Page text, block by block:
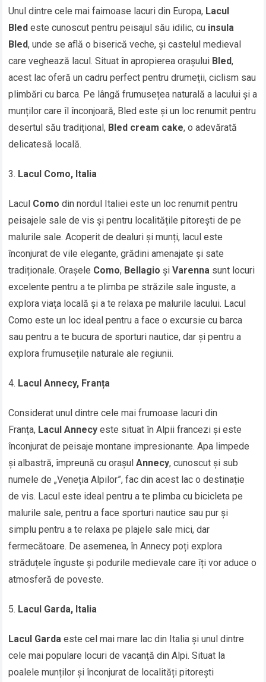
Unul dintre cele mai faimoase lacuri din Europa, Lacul
Bled este cunoscut pentru peisajul său idilic, cu insula
Bled, unde se află o biserică veche, și castelul medieval
care veghează lacul. Situat în apropierea orașului Bled,
acest lac oferă un cadru perfect pentru drumeții, ciclism sau
plimbări cu barca. Pe lângă frumusețea naturală a lacului și a
munților care îl înconjoară, Bled este și un loc renumit pentru
desertul său tradițional, Bled cream cake, o adevărată
delicatesă locală.
Lacul Como, Italia
Lacul Como din nordul Italiei este un loc renumit pentru
peisajele sale de vis și pentru localitățile pitorești de pe
malurile sale. Acoperit de dealuri și munți, lacul este
înconjurat de vile elegante, grădini amenajate și sate
tradiționale. Orașele Como, Bellagio șiVarenna sunt locuri
excelente pentru a te plimba pe străzile sale înguste, a
explora viața locală și a te relaxa pe malurile lacului. Lacul
Como este un loc ideal pentru a face o excursie cu barca
sau pentru a te bucura de sporturi nautice, dar și pentru a
explora frumusețile naturale ale regiunii.
Lacul Annecy, Franța
Considerat unul dintre cele mai frumoase lacuri din
Franța, Lacul Annecy este situat în Alpii francezi și este
înconjurat de peisaje montane impresionante. Apa limpede
și albastră, împreună cu orașulAnnecy, cunoscut și sub
numele de „Veneția Alpilor”, fac din acest lac o destinație
de vis. Lacul este ideal pentru a te plimba cu bicicleta pe
malurile sale, pentru a face sporturi nautice sau pur și
simplu pentru a te relaxa pe plajele sale mici, dar
fermecătoare. De asemenea, în Annecy poți explora
străduțele înguste și podurile medievale care îți vor aduce o
atmosferă de poveste.
Lacul Garda, Italia
Lacul Garda este cel mai mare lac din Italia și unul dintre
cele mai populare locuri de vacanță din Alpi. Situat la
poalele munților și înconjurat de localități pitorești